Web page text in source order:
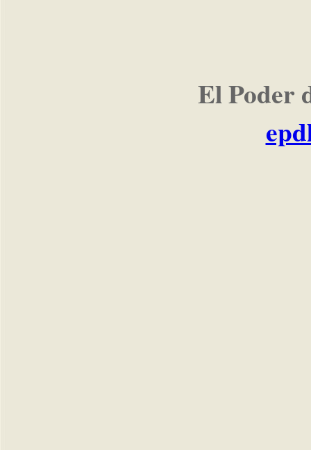
El Poder